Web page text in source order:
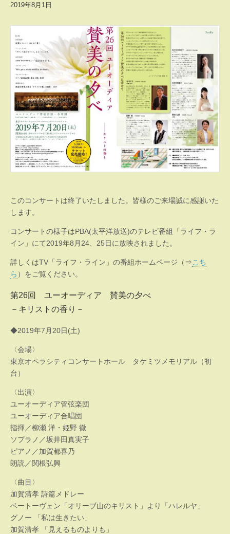
2019年8月1日
このコンサートは終了いたしました。皆様のご来場誠に感謝いた
します。
コンサートの様子はPBA(太平洋放送)のテレビ番組「ライフ・ラ
イン」にて2019年8月24、25日に放映されました。
詳しくはTV「ライフ・ライン」の番組ホームページ（⇒こち
ら ）をご覧ください。
第26回 ユーオーディア 賛美の夕べ
－キリストの香り－
◆2019年7月20日(土)
〈会場〉
東京オペラシティコンサートホール タケミツメモリアル（初
台）
〈出演〉
ユーオーディア管弦楽団
ユーオーディア合唱団
指揮／柳瀬 洋・姫野 徹
ソプラノ／坂井田真実子
ピアノ／加賀都喜乃
朗読／関根弘興
〈曲目〉
加賀清孝 詩篇メドレー
ベートーヴェン「オリーブ山のキリスト」より「ハレルヤ」
グノー 「私は生きたい」
加賀清孝 「見えるものよりも」